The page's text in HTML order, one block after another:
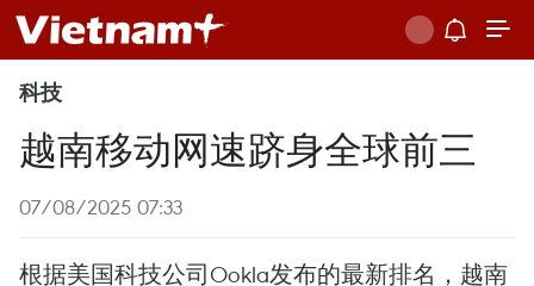
科技
越南移动网速跻身全球前三
07/08/2025 07:33
根据美国科技公司Ookla发布的最新排名，越南